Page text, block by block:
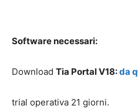
Software necessari:
Download Tia Portal V18:da
trial operativa 21 giorni.